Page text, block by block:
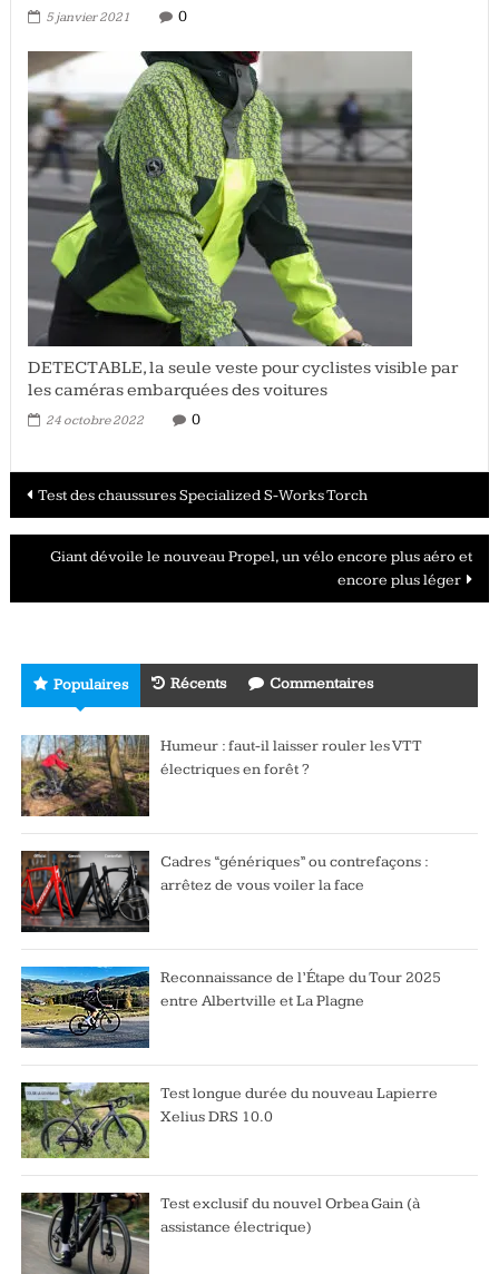
5 janvier 2021 0
DETECTABLE, la seule veste pour cyclistes visible par
les caméras embarquées des voitures
24 octobre 2022 0
Navigation
des
articles
Test des chaussures Specialized S-Works Torch
Giant dévoile le nouveau Propel, un vélo encore plus aéro et
encore plus léger
Populaires Récents Commentaires
Humeur : faut-il laisser rouler les VTT
électriques en forêt ?
Cadres “génériques” ou contrefaçons :
arrêtez de vous voiler la face
Reconnaissance de l’Étape du Tour 2025
entre Albertville et La Plagne
Test longue durée du nouveau Lapierre
Xelius DRS 10.0
Test exclusif du nouvel Orbea Gain (à
assistance électrique)